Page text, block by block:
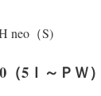
neo（S)
5Ｉ～ＰＷ）